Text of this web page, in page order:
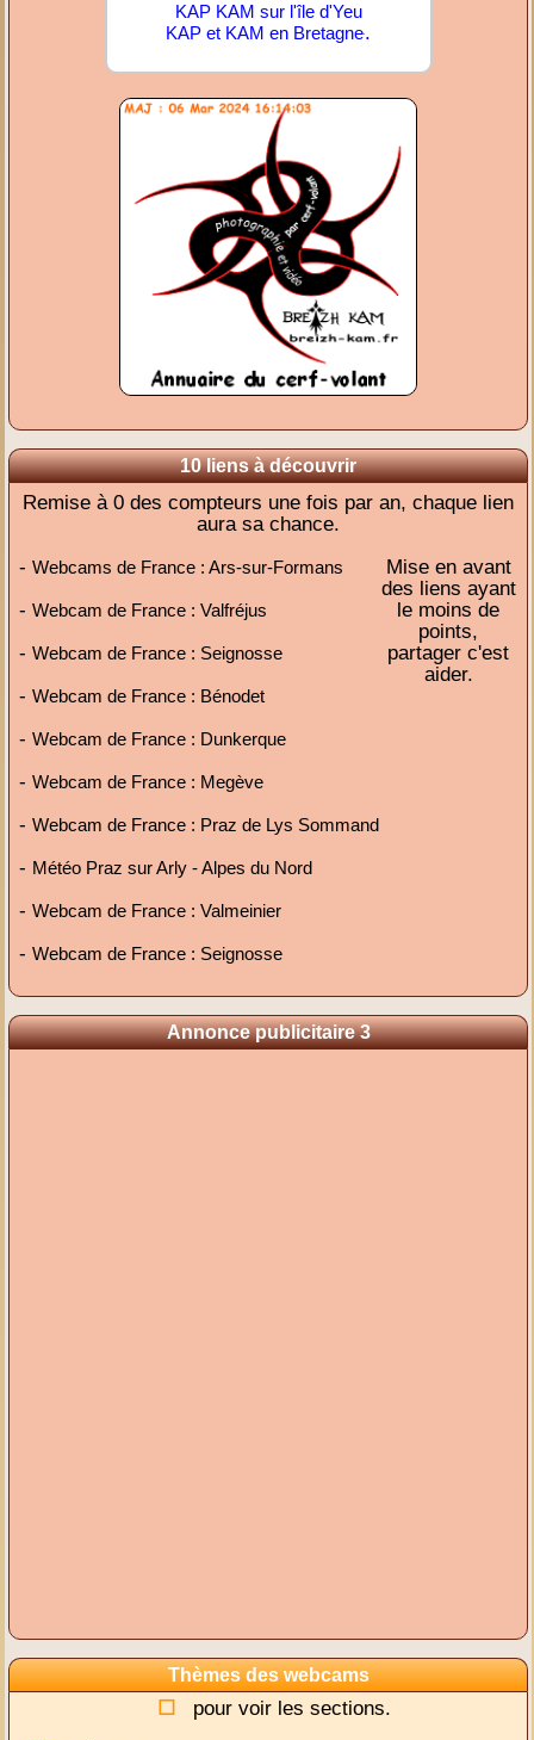
KAP KAM sur l'île d'Yeu
KAP et KAM en Bretagne.
10 liens à découvrir
Remise à 0 des compteurs une fois par an, chaque lien
aura sa chance.
-Webcams de France : Ars-sur-Formans
-Webcam de France : Valfréjus
-Webcam de France : Seignosse
-Webcam de France : Bénodet
-Webcam de France : Dunkerque
-Webcam de France : Megève
-Webcam de France : Praz de Lys Sommand
- Météo Praz sur Arly - Alpes du Nord
-Webcam de France : Valmeinier
-Webcam de France : Seignosse
Mise en avant
des liens ayant
le moins de
points,
partager c'est
aider.
Annonce publicitaire 3
Thèmes des webcams
pour voir les sections.